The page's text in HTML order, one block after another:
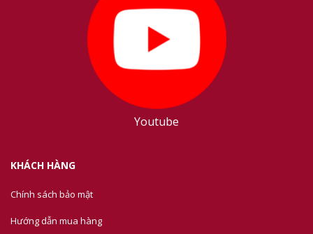
Youtube
KHÁCH HÀNG
Chính sách bảo mật
Hướng dẫn mua hàng